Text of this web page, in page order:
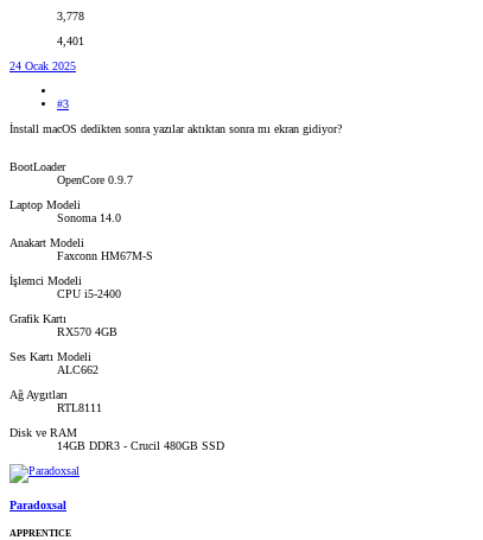
3,778
4,401
24 Ocak 2025
#3
İnstall macOS dedikten sonra yazılar aktıktan sonra mı ekran gidiyor?
BootLoader
OpenCore 0.9.7
Laptop Modeli
Sonoma 14.0
Anakart Modeli
Faxconn HM67M-S
İşlemci Modeli
CPU i5-2400
Grafik Kartı
RX570 4GB
Ses Kartı Modeli
ALC662
Ağ Aygıtları
RTL8111
Disk ve RAM
14GB DDR3 - Crucil 480GB SSD
Paradoxsal
APPRENTICE